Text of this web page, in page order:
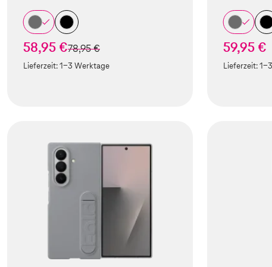
58,95 €statt
78,95 €
Lieferzeit:1-3 Werktage
59,95 €
Lieferzeit:1-